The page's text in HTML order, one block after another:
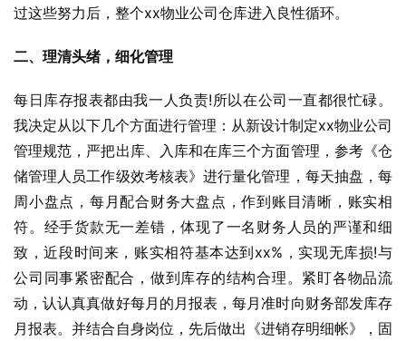
过这些努力后，整个xx物业公司仓库进入良性循环。
二、理清头绪，细化管理
每日库存报表都由我一人负责!所以在公司一直都很忙碌。
我决定从以下几个方面进行管理：从新设计制定xx物业公司
管理规范，严把出库、入库和在库三个方面管理，参考《仓
储管理人员工作级效考核表》进行量化管理，每天抽盘，每
周小盘点，每月配合财务大盘点，作到账目清晰，账实相
符。经手货款无一差错，体现了一名财务人员的严谨和细
致，近段时间来，账实相符基本达到xx%，实现无库损!与
公司同事紧密配合，做到库存的结构合理。紧盯各物品流
动，认认真真做好每月的月报表，每月准时向财务部发库存
月报表。并结合自身岗位，先后做出《进销存明细帐》，固